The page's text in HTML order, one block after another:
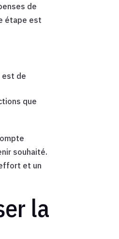
de
étape est
est de
que
souhaité.
et un
la